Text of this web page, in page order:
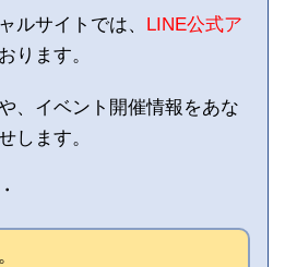
ルサイトでは、 LINE公式ア
ります。
、イベント開催情報をあな
します。